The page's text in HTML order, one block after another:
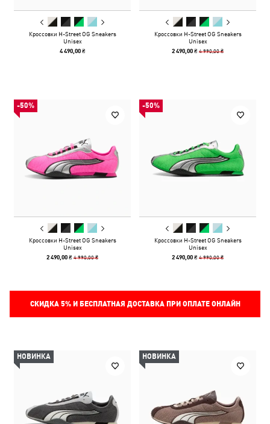
Кроссовки H-Street OG Sneakers
Unisex
4 490,00 ₴
Кроссовки H-Street OG Sneakers
Unisex
2 490,00 ₴4 990,00 ₴
-50%
Кроссовки H-Street OG Sneakers
Unisex
2 490,00 ₴4 990,00 ₴
-50%
Кроссовки H-Street OG Sneakers
Unisex
2 490,00 ₴4 990,00 ₴
СКИДКА 5%И БЕСПЛАТНАЯ ДОСТАВКА ПРИ ОПЛАТЕ ОНЛАЙН
НОВИНКА НОВИНКА